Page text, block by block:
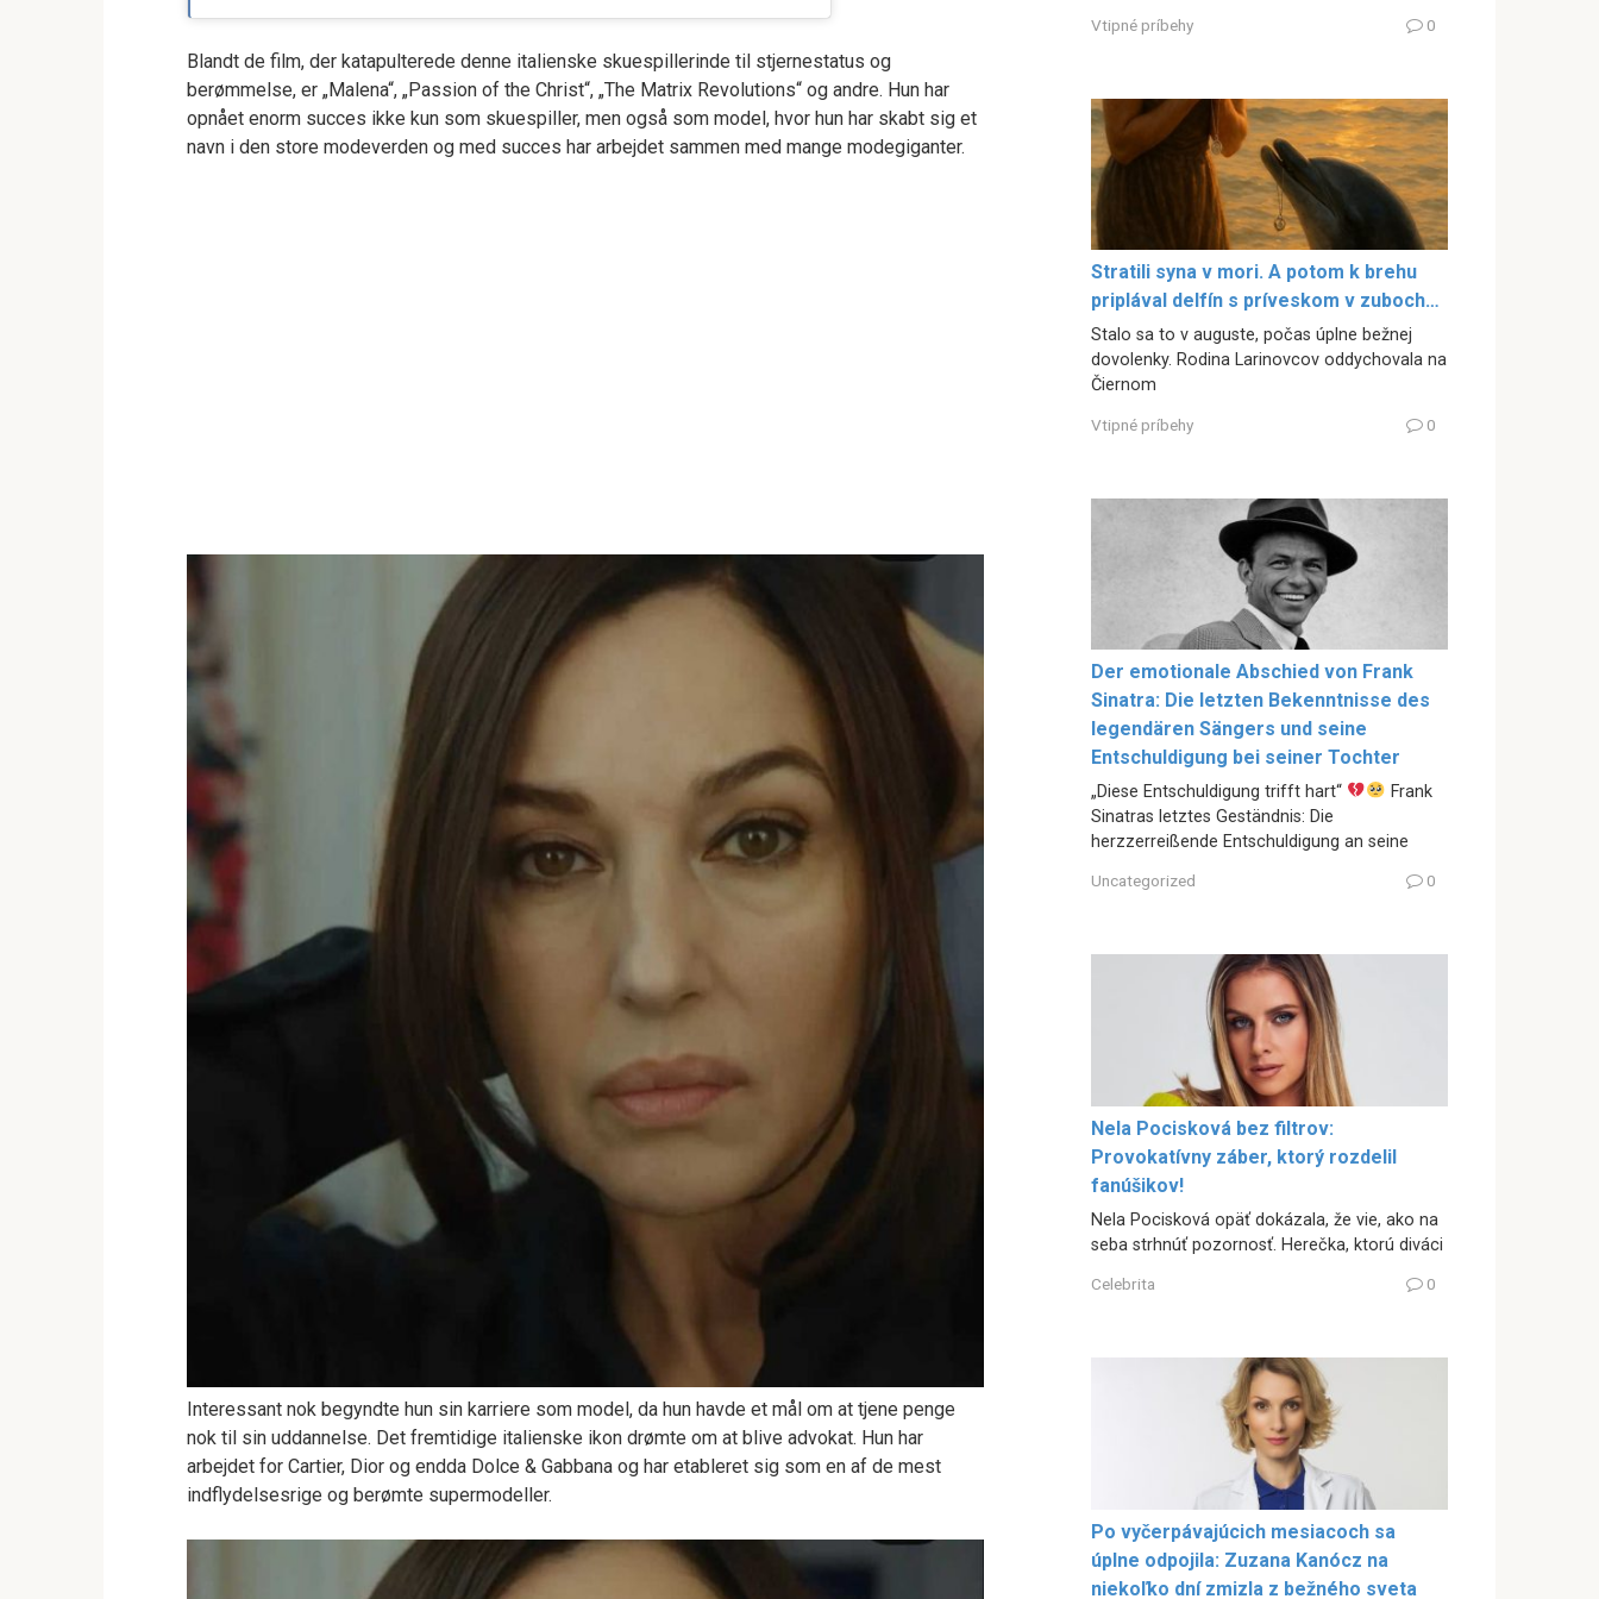
Blandt de film, der katapulterede denne italienske skuespillerinde til stjernestatus og
berømmelse, er „Malena“, „Passion of the Christ“, „The Matrix Revolutions“ og andre. Hun har
opnået enorm succes ikke kun som skuespiller, men også som model, hvor hun har skabt sig et
navn i den store modeverden og med succes har arbejdet sammen med mange modegiganter.
Interessant nok begyndte hun sin karriere som model, da hun havde et mål om at tjene penge
nok til sin uddannelse. Det fremtidige italienske ikon drømte om at blive advokat. Hun har
arbejdet for Cartier, Dior og endda Dolce & Gabbana og har etableret sig som en af de mest
indflydelsesrige og berømte supermodeller.
Vtipné príbehy 0
Stratili syna v mori. A potom k brehu
priplával delfín s príveskom v zuboch…
Stalo sa to v auguste, počas úplne bežnej
dovolenky. Rodina Larinovcov oddychovala na
Čiernom
Vtipné príbehy 0
Der emotionale Abschied von Frank
Sinatra: Die letzten Bekenntnisse des
legendären Sängers und seine
Entschuldigung bei seiner Tochter
„Diese Entschuldigung trifft hart“
Frank
Sinatras letztes Geständnis: Die
herzzerreißende Entschuldigung an seine
Uncategorized 0
Nela Pocisková bez filtrov:
Provokatívny záber, ktorý rozdelil
fanúšikov!
Nela Pocisková opäť dokázala, že vie, ako na
seba strhnúť pozornosť. Herečka, ktorú diváci
Celebrita 0
Po vyčerpávajúcich mesiacoch sa
úplne odpojila: Zuzana Kanócz na
niekoľko dní zmizla z bežného sveta